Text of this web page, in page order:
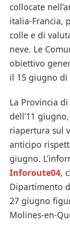
collocate
italia-Francia,
colle e di
neve. Le
obiettivo
il 15 giugno
La Provincia
dell’11
riapertura sul
anticipo
giugno.
Inforoute04,
Dipartimento
27 giugno
Molines-en-